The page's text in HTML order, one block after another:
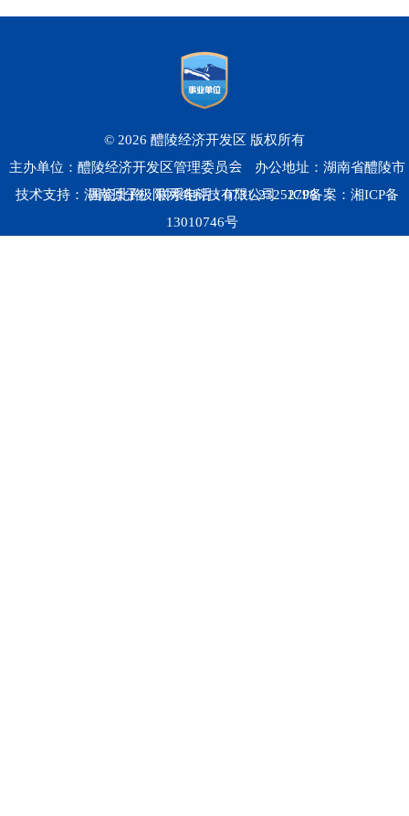
© 2026 醴陵经济开发区 版权所有
主办单位：醴陵经济开发区管理委员会
办公地址：湖南省醴陵市
国瓷北路
联系电话：0731-23252798
技术支持：湖南原子极限网络科技有限公司 ICP备案： 湘ICP备
13010746号